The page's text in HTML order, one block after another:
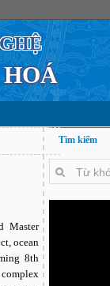
Master
ocean
8th
Tìm kiếm